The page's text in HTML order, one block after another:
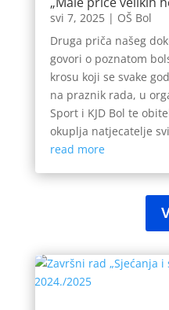
svi 7, 2025| OŠ Bol
Druga priča našeg
govori o poznatom
krosu koji se svake
na praznik rada, u
Sport i KJD Bol te
okuplja natjecatelje
read more